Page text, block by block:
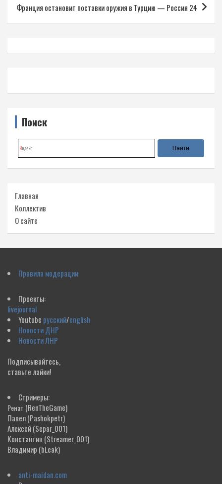
Франция остановит поставки оружия в Турцию — Россия 24
Поиск
Главная
Коллектив
О сайте
Правила модерации
Проекты:
livejournal
Youtube русский/english
Новости ДНР
Новости ЛНР
Подписывайтесь,
ставьте лайки!
Стримеры:
Ренат (RenTheGame)
Павел(Pashokpetr)
Алексей(Separ_001)
Константин (Streamer_001)
Владимир (bLeak)
anti-maidan.com